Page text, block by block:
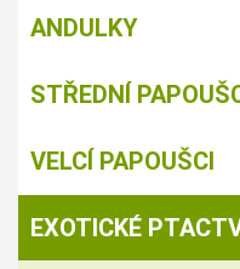
ANDULKY
STŘEDNÍ
VELCÍ PAPOUŠCI
EXOTICKÉ